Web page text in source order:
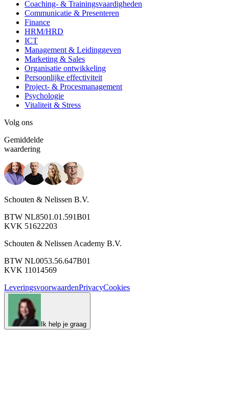
Coaching- & Trainingsvaardigheden
Communicatie & Presenteren
Finance
HRM/HRD
ICT
Management & Leidinggeven
Marketing & Sales
Organisatie ontwikkeling
Persoonlijke effectiviteit
Project- & Procesmanagement
Psychologie
Vitaliteit & Stress
Volg ons
Gemiddelde
waardering
Schouten & Nelissen B.V.
BTW NL8501.01.591B01
KVK 51622203
Schouten & Nelissen Academy B.V.
BTW NL0053.56.647B01
KVK 11014569
LeveringsvoorwaardenPrivacyCookies
Ik help je graag